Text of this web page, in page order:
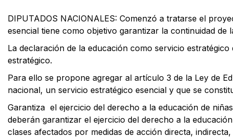
DIPUTADOS NACIONALES: Comenzó a tratarse el
esencial tiene como objetivo garantizar la continuidad de
La declaración de la educación como servicio
estratégico.
Para ello se propone agregar al artículo 3 de la Ley de
nacional, un servicio estratégico esencial y que se
Garantiza el ejercicio del derecho a la educación de
deberán garantizar el ejercicio del derecho a la
clases afectados por medidas de acción directa,